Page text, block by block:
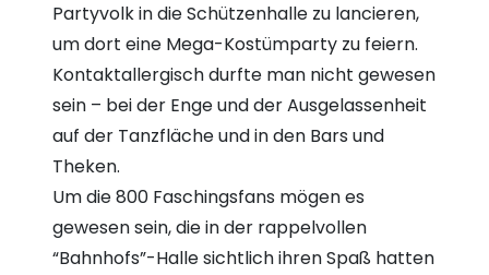
Partyvolk in die Schützenhalle zu lancieren,
um dort eine Mega-Kostümparty zu feiern.
Kontaktallergisch durfte man nicht gewesen
sein – bei der Enge und der Ausgelassenheit
auf der Tanzfläche und in den Bars und
Theken.
Um die 800 Faschingsfans mögen es
gewesen sein, die in der rappelvollen
“Bahnhofs”-Halle sichtlich ihren Spaß hatten